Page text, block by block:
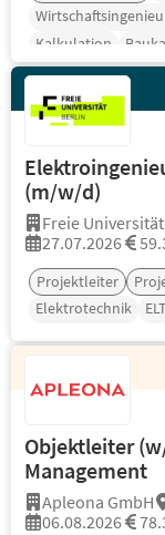
Kalkulation
(m/w/d)
Freie
27.07.2026
Projektleiter
Elektrotechnik
ELT
Objektleiter
Management
Apleona GmbH
06.08.2026